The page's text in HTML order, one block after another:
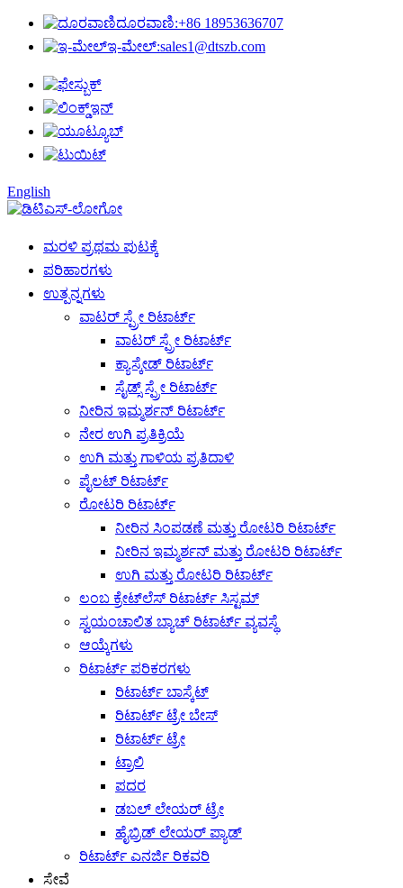
ದೂರವಾಣಿ:+86 18953636707
ಇ-ಮೇಲ್:sales1@dtszb.com
English
ಮರಳಿ ಪ್ರಥಮ ಪುಟಕ್ಕೆ
ಪರಿಹಾರಗಳು
ಉತ್ಪನ್ನಗಳು
ವಾಟರ್ ಸ್ಪ್ರೇ ರಿಟಾರ್ಟ್
ವಾಟರ್ ಸ್ಪ್ರೇ ರಿಟಾರ್ಟ್
ಕ್ಯಾಸ್ಕೇಡ್ ರಿಟಾರ್ಟ್
ಸೈಡ್ಸ್ ಸ್ಪ್ರೇ ರಿಟಾರ್ಟ್
ನೀರಿನ ಇಮ್ಮರ್ಶನ್ ರಿಟಾರ್ಟ್
ನೇರ ಉಗಿ ಪ್ರತಿಕ್ರಿಯೆ
ಉಗಿ ಮತ್ತು ಗಾಳಿಯ ಪ್ರತಿದಾಳಿ
ಪೈಲಟ್ ರಿಟಾರ್ಟ್
ರೋಟರಿ ರಿಟಾರ್ಟ್
ನೀರಿನ ಸಿಂಪಡಣೆ ಮತ್ತು ರೋಟರಿ ರಿಟಾರ್ಟ್
ನೀರಿನ ಇಮ್ಮರ್ಶನ್ ಮತ್ತು ರೋಟರಿ ರಿಟಾರ್ಟ್
ಉಗಿ ಮತ್ತು ರೋಟರಿ ರಿಟಾರ್ಟ್
ಲಂಬ ಕ್ರೇಟ್‌ಲೆಸ್ ರಿಟಾರ್ಟ್ ಸಿಸ್ಟಮ್
ಸ್ವಯಂಚಾಲಿತ ಬ್ಯಾಚ್ ರಿಟಾರ್ಟ್ ವ್ಯವಸ್ಥೆ
ಆಯ್ಕೆಗಳು
ರಿಟಾರ್ಟ್ ಪರಿಕರಗಳು
ರಿಟಾರ್ಟ್ ಬಾಸ್ಕೆಟ್
ರಿಟಾರ್ಟ್ ಟ್ರೇ ಬೇಸ್
ರಿಟಾರ್ಟ್ ಟ್ರೇ
ಟ್ರಾಲಿ
ಪದರ
ಡಬಲ್ ಲೇಯರ್ ಟ್ರೇ
ಹೈಬ್ರಿಡ್ ಲೇಯರ್ ಪ್ಯಾಡ್
ರಿಟಾರ್ಟ್ ಎನರ್ಜಿ ರಿಕವರಿ
ಸೇವೆ